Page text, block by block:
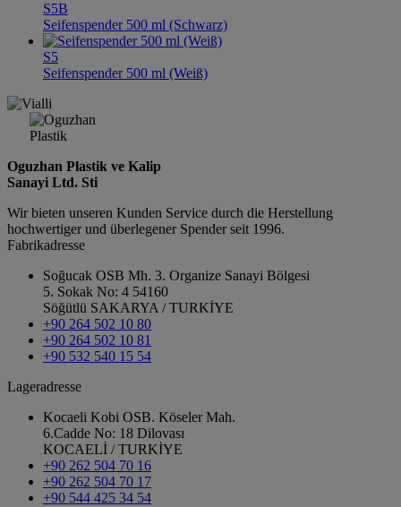
S5B
Seifenspender 500 ml (Schwarz)
S5
Seifenspender 500 ml (Weiß)
Oguzhan Plastik ve Kalip
Sanayi Ltd. Sti
Wir bieten unseren Kunden Service durch die Herstellung
hochwertiger und überlegener Spender seit 1996.
Fabrikadresse
Soğucak OSB Mh. 3. Organize Sanayi Bölgesi
5. Sokak No: 4 54160
Söğütlü SAKARYA / TURKİYE
+90 264 502 10 80
+90 264 502 10 81
+90 532 540 15 54
Lageradresse
Kocaeli Kobi OSB. Köseler Mah.
6.Cadde No: 18 Dilovası
KOCAELİ / TURKİYE
+90 262 504 70 16
+90 262 504 70 17
+90 544 425 34 54